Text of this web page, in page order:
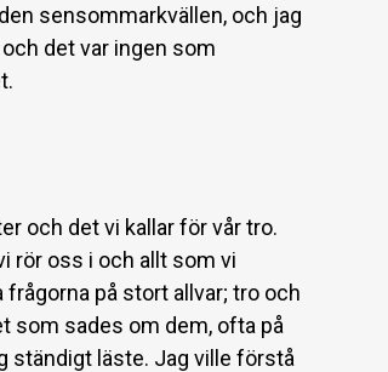
sensommarkvällen, och jag
det var ingen som
och det vi kallar för vår tro.
rör oss i och allt som vi
frågorna på stort allvar; tro och
som sades om dem, ofta på
ständigt läste. Jag ville förstå